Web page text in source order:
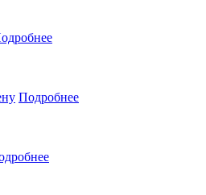
Подробнее